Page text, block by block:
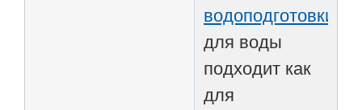
водоподготовки
для воды
подходит как
для